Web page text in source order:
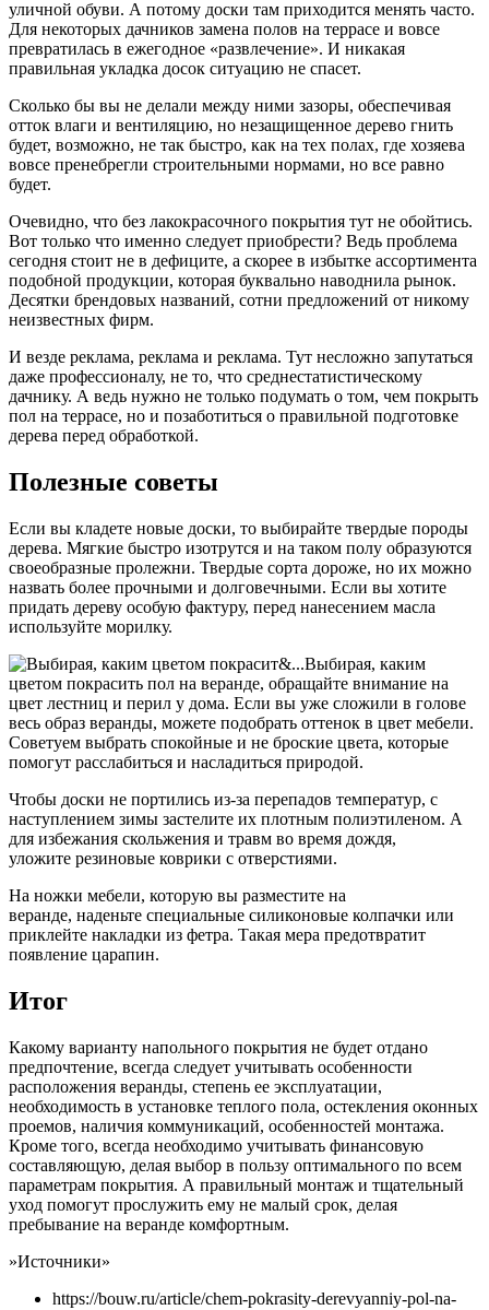
уличной обуви. А потому доски там приходится менять часто.
Для некоторых дачников замена полов на террасе и вовсе
превратилась в ежегодное «развлечение». И никакая
правильная укладка досок ситуацию не спасет.
Сколько бы вы не делали между ними зазоры, обеспечивая
отток влаги и вентиляцию, но незащищенное дерево гнить
будет, возможно, не так быстро, как на тех полах, где хозяева
вовсе пренебрегли строительными нормами, но все равно
будет.
Очевидно, что без лакокрасочного покрытия тут не обойтись.
Вот только что именно следует приобрести? Ведь проблема
сегодня стоит не в дефиците, а скорее в избытке ассортимента
подобной продукции, которая буквально наводнила рынок.
Десятки брендовых названий, сотни предложений от никому
неизвестных фирм.
И везде реклама, реклама и реклама. Тут несложно запутаться
даже профессионалу, не то, что среднестатистическому
дачнику. А ведь нужно не только подумать о том, чем покрыть
пол на террасе, но и позаботиться о правильной подготовке
дерева перед обработкой.
Полезные советы
Если вы кладете новые доски, то выбирайте твердые породы
дерева. Мягкие быстро изотрутся и на таком полу образуются
своеобразные пролежни. Твердые сорта дороже, но их можно
назвать более прочными и долговечными. Если вы хотите
придать дереву особую фактуру, перед нанесением масла
используйте морилку.
Выбирая, каким
цветом покрасить пол на веранде, обращайте внимание на
цвет лестниц и перил у дома. Если вы уже сложили в голове
весь образ веранды, можете подобрать оттенок в цвет мебели.
Советуем выбрать спокойные и не броские цвета, которые
помогут расслабиться и насладиться природой.
Чтобы доски не портились из-за перепадов температур, с
наступлением зимы застелите их плотным полиэтиленом. А
для избежания скольжения и травм во время дождя,
уложите резиновые коврики с отверстиями.
На ножки мебели, которую вы разместите на
веранде, наденьте специальные силиконовые колпачки или
приклейте накладки из фетра. Такая мера предотвратит
появление царапин.
Итог
Какому варианту напольного покрытия не будет отдано
предпочтение, всегда следует учитывать особенности
расположения веранды, степень ее эксплуатации,
необходимость в установке теплого пола, остекления оконных
проемов, наличия коммуникаций, особенностей монтажа.
Кроме того, всегда необходимо учитывать финансовую
составляющую, делая выбор в пользу оптимального по всем
параметрам покрытия. А правильный монтаж и тщательный
уход помогут прослужить ему не малый срок, делая
пребывание на веранде комфортным.
»Источники»
https://bouw.ru/article/chem-pokrasity-derevyanniy-pol-na-